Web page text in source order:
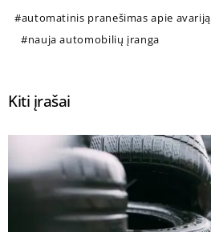
automatinis pranešimas apie avariją
nauja automobilių įranga
Kiti įrašai